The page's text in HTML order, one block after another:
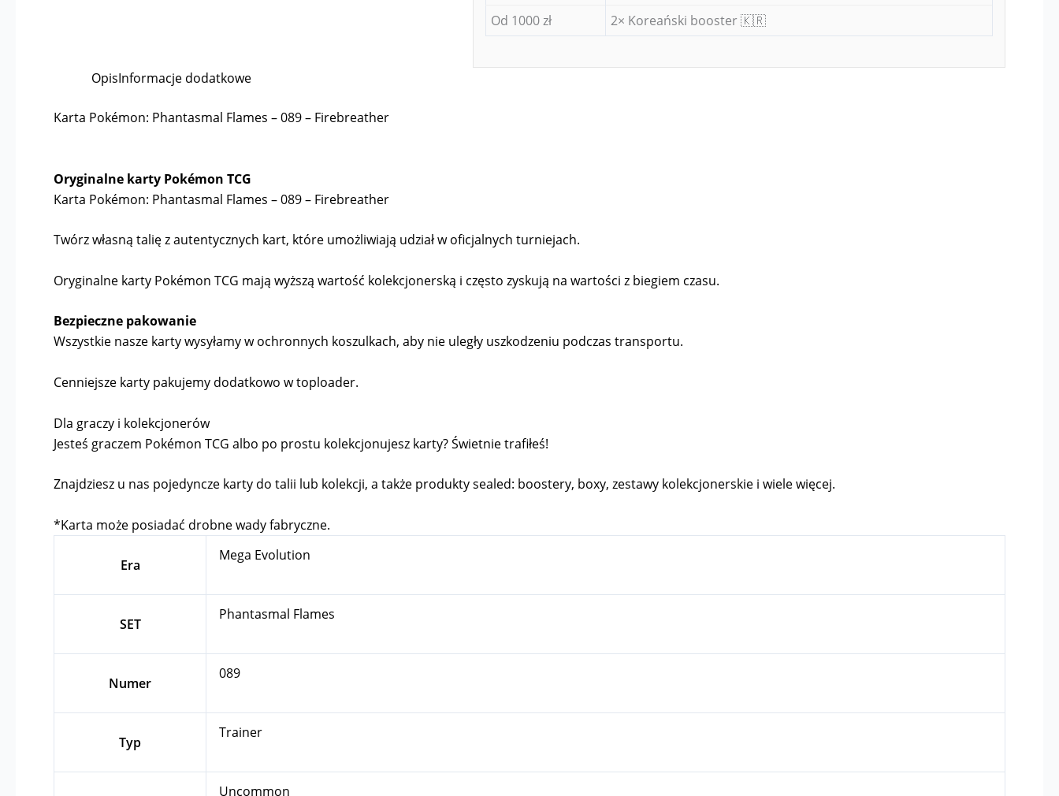
Od 1000 zł
2× Koreański booster 🇰🇷
OpisInformacje dodatkowe
Karta Pokémon: Phantasmal Flames – 089 – Firebreather
Oryginalne karty Pokémon TCG
Karta Pokémon: Phantasmal Flames – 089 – Firebreather
Twórz własną talię z autentycznych kart, które umożliwiają udział w oficjalnych turniejach.
Oryginalne karty Pokémon TCG mają wyższą wartość kolekcjonerską i często zyskują na wartości z biegiem czasu.
Bezpieczne pakowanie
Wszystkie nasze karty wysyłamy w ochronnych koszulkach, aby nie uległy uszkodzeniu podczas transportu.
Cenniejsze karty pakujemy dodatkowo w toploader.
Dla graczy i kolekcjonerów
Jesteś graczem Pokémon TCG albo po prostu kolekcjonujesz karty? Świetnie trafiłeś!
Znajdziesz u nas pojedyncze karty do talii lub kolekcji, a także produkty sealed: boostery, boxy, zestawy kolekcjonerskie i wiele więcej.
*Karta może posiadać drobne wady fabryczne.
Era
Mega Evolution
SET
Phantasmal Flames
Numer
089
Typ
Trainer
Uncommon